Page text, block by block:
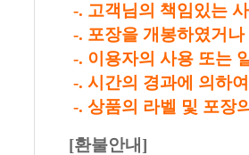
-. 고객님의 책임있는
-. 포장을 개봉하였거
-. 이용자의 사용 또는
-. 시간의 경과에 의하
-. 상품의 라벨 및 포장
[환불안내]